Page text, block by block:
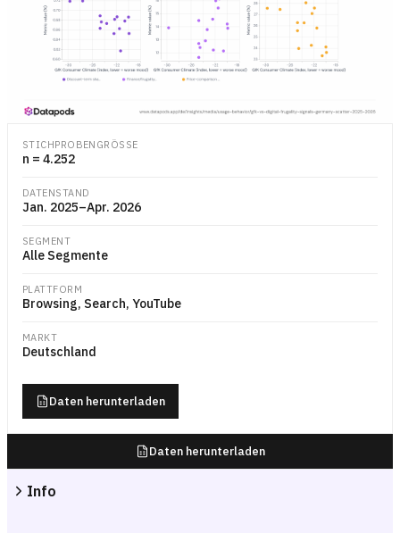
STICHPROBENGRÖSSE
n = 4.252
DATENSTAND
Jan. 2025–Apr. 2026
SEGMENT
Alle Segmente
PLATTFORM
Browsing, Search, YouTube
MARKT
Deutschland
Daten herunterladen
Daten herunterladen
Info